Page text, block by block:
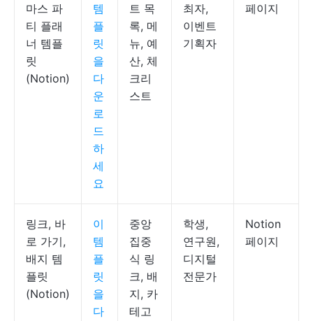
마스 파
티 플래
너 템플
릿
(Notion)
템
플
릿
을
다
운
로
드
하
세
요
트 목
록, 메
뉴, 예
산, 체
크리
스트
최자,
이벤트
기획자
페이지
링크, 바
로 가기,
배지 템
플릿
(Notion)
이
템
플
릿
을
다
중앙
집중
식 링
크, 배
지, 카
테고
학생,
연구원,
디지털
전문가
Notion
페이지